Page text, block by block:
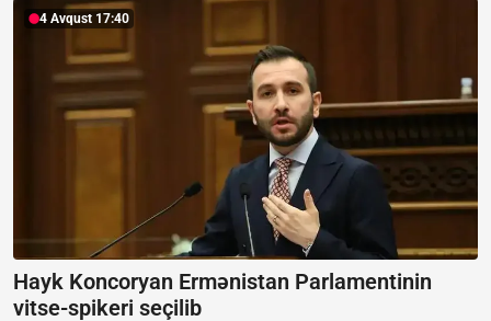
4 Avqust 17:40
Hayk Koncoryan Ermənistan Parlamentinin
vitse-spikeri seçilib